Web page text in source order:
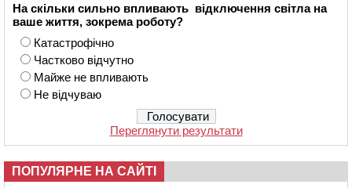
На скільки сильно впливають відключення світла на
ваше життя, зокрема роботу?
Катастрофічно
Частково відчутно
Майже не впливають
Не відчуваю
Переглянути результати
ПОПУЛЯРНЕ НА САЙТІ